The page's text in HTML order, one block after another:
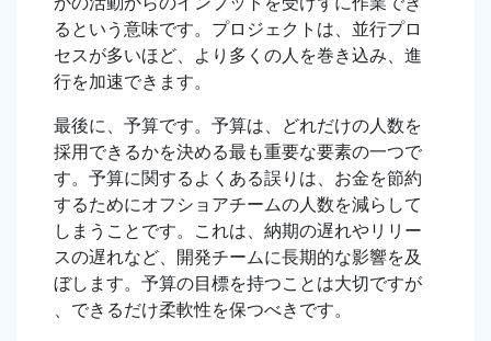
るという意味です。プロジェクトは、並行プロ
セスが多いほど、より多くの人を巻き込み、進
行を加速できます。
最後に、予算です。予算は、どれだけの人数を
採用できるかを決める最も重要な要素の一つで
す。予算に関するよくある誤りは、お金を節約
するためにオフショアチームの人数を減らして
しまうことです。これは、納期の遅れやリリー
スの遅れなど、開発チームに長期的な影響を及
ぼします。予算の目標を持つことは大切ですが
、できるだけ柔軟性を保つべきです。